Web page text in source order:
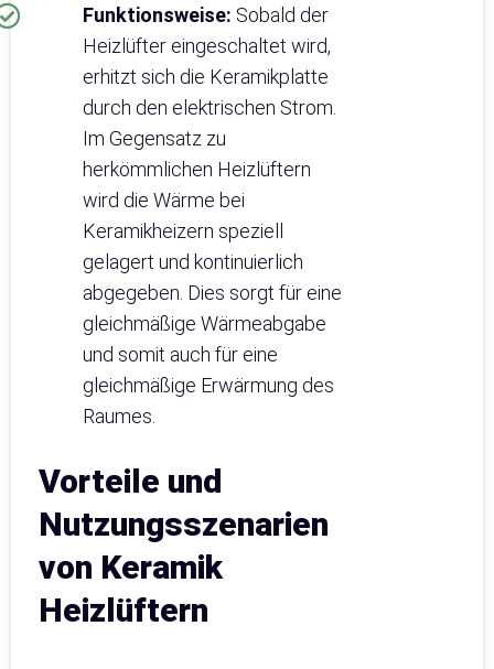
Funktionsweise: Sobald der
Heizlüfter eingeschaltet wird,
erhitzt sich die Keramikplatte
durch den elektrischen Strom.
Im Gegensatz zu
herkömmlichen Heizlüftern
wird die Wärme bei
Keramikheizern speziell
gelagert und kontinuierlich
abgegeben. Dies sorgt für eine
gleichmäßige Wärmeabgabe
und somit auch für eine
gleichmäßige Erwärmung des
Raumes.
Vorteile und
Nutzungsszenarien
von Keramik
Heizlüftern